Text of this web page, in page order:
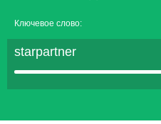
Ключевое слово:
starpartner